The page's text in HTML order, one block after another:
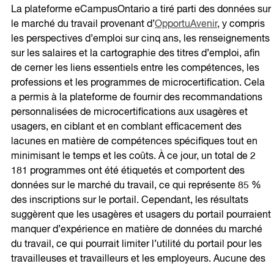
La plateforme eCampusOntario a tiré parti des données sur
le marché du travail provenant d’OpportuAvenir, y compris
les perspectives d’emploi sur cinq ans, les renseignements
sur les salaires et la cartographie des titres d’emploi, afin
de cerner les liens essentiels entre les compétences, les
professions et les programmes de microcertification. Cela
a permis à la plateforme de fournir des recommandations
personnalisées de microcertifications aux usagères et
usagers, en ciblant et en comblant efficacement des
lacunes en matière de compétences spécifiques tout en
minimisant le temps et les coûts. À ce jour, un total de 2
181 programmes ont été étiquetés et comportent des
données sur le marché du travail, ce qui représente 85 %
des inscriptions sur le portail. Cependant, les résultats
suggèrent que les usagères et usagers du portail pourraient
manquer d’expérience en matière de données du marché
du travail, ce qui pourrait limiter l’utilité du portail pour les
travailleuses et travailleurs et les employeurs. Aucune des